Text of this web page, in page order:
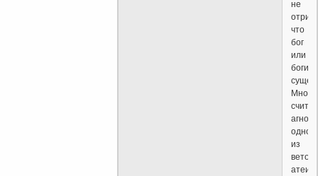
не
что
бог
или
боги
одной
из
веток